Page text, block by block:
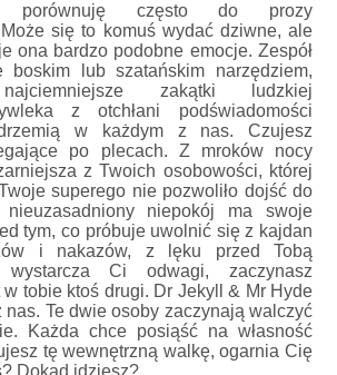
porównuję często do prozy
się to komuś wydać dziwne, ale
ona bardzo podobne emocje. Zespół
boskim lub szatańskim narzędziem,
zakątki ludzkiej
z otchłani podświadomości
w każdym z nas. Czujesz
po plecach. Z mroków nocy
z Twoich osobowości, której
superego nie pozwoliło dojść do
nieuzasadniony niepokój ma swoje
tym, co próbuje uwolnić się z kajdan
i nakazów, z lęku przed Tobą
Ci odwagi, zaczynasz
tobie ktoś drugi. Dr Jekyll & Mr Hyde
nas. Te dwie osoby zaczynają walczyć
Każda chce posiąść na własność
tę wewnętrzną walkę, ogarnia Cię